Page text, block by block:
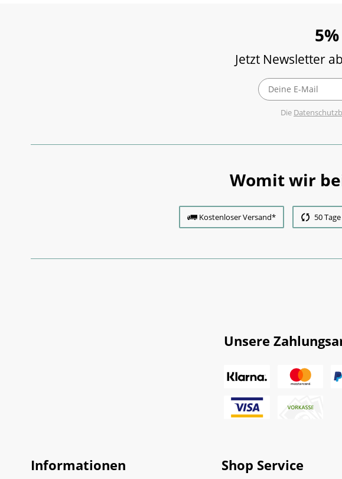
Jetzt Newsletter
Die
Womit wir
Kostenloser Versand* 50
Unsere
Informationen Shop Service